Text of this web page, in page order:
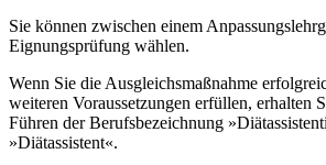
Sie können zwischen einem
Eignungsprüfung wählen.
Wenn Sie die Ausgleichsmaßnahme
weiteren Voraussetzungen erfüllen, erhalten
Führen der Berufsbezeichnung
»Diätassistent«.